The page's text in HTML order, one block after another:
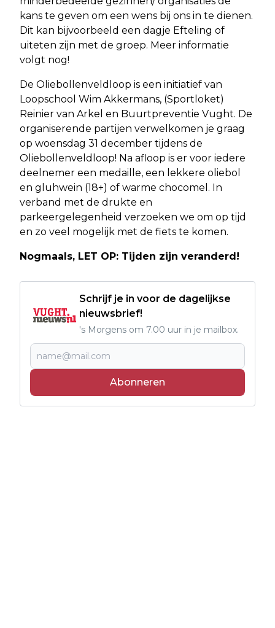
kans te geven om een wens bij ons in te dienen.
Dit kan bijvoorbeeld een dagje Efteling of
uiteten zijn met de groep. Meer informatie
volgt nog!
De Oliebollenveldloop is een initiatief van
Loopschool Wim Akkermans, (Sportloket)
Reinier van Arkel en Buurtpreventie Vught. De
organiserende partijen verwelkomen je graag
op woensdag 31 december tijdens de
Oliebollenveldloop! Na afloop is er voor iedere
deelnemer een medaille, een lekkere oliebol
en gluhwein (18+) of warme chocomel. In
verband met de drukte en
parkeergelegenheid verzoeken we om op tijd
en zo veel mogelijk met de fiets te komen.
Nogmaals, LET OP: Tijden zijn veranderd!
Schrijf je in voor de dagelijkse
nieuwsbrief!
's Morgens om 7.00 uur in je mailbox.
Abonneren